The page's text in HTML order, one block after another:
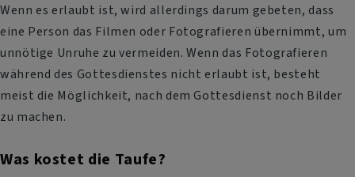
Wenn es erlaubt ist, wird allerdings darum gebeten, dass
eine Person das Filmen oder Fotografieren übernimmt, um
unnötige Unruhe zu vermeiden. Wenn das Fotografieren
während des Gottesdienstes nicht erlaubt ist, besteht
meist die Möglichkeit, nach dem Gottesdienst noch Bilder
zu machen.
Was kostet die Taufe?